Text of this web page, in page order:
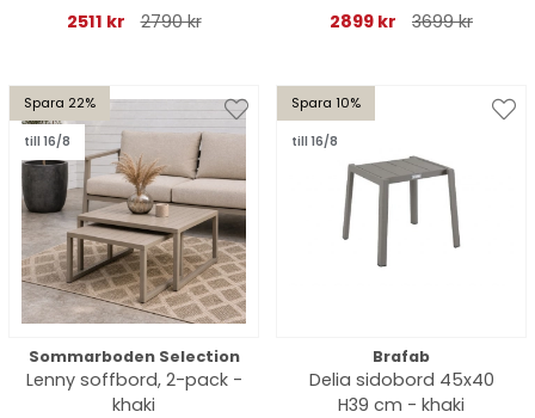
2511 kr
2790 kr
2899 kr
3699 kr
Spara 22%
till 16/8
Sommarboden Selection
Lenny soffbord, 2-pack -
khaki
Spara 10%
till 16/8
Brafab
Delia sidobord 45x40
H39 cm - khaki